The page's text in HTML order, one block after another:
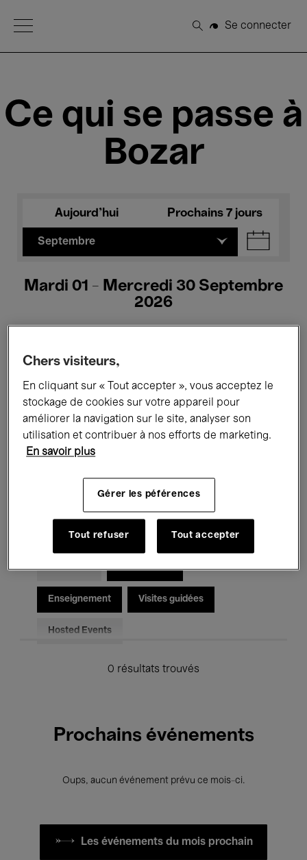
Open Menu
Rechercher
Se connecter
Ce qui se passe à
Bozar
Aujourd'hui Prochains 7 jours
Septembre
Mardi 01 - Mercredi 30 Septembre
2026
Tous les événements Concerts
Expositions Films Performances
Rencontres & Débats
Musique classique Global Music
Musique électronique
Pour tous Kids’ Palace
Enseignement Visites guidées
Hosted Events
0 résultats trouvés
Prochains événements
Oups, aucun événement prévu ce mois-ci.
Les événements du mois prochain
Chers visiteurs,
En cliquant sur « Tout accepter », vous acceptez le
stockage de cookies sur votre appareil pour
améliorer la navigation sur le site, analyser son
utilisation et contribuer à nos efforts de marketing.
En savoir plus
Gérer les péférences
Tout refuser Tout accepter